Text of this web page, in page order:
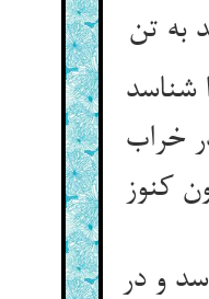
شناسد
خراب
و در